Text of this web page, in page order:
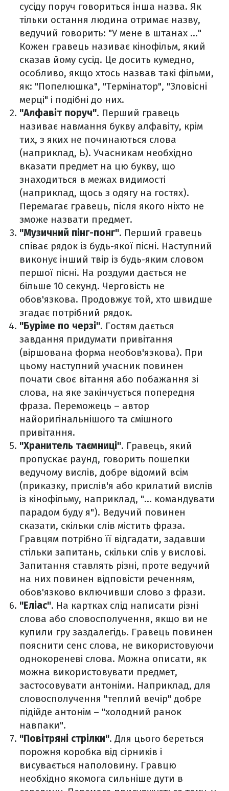
сусіду поруч говориться інша назва. Як
тільки остання людина отримає назву,
ведучий говорить: "У мене в штанах ..."
Кожен гравець називає кінофільм, який
сказав йому сусід. Це досить кумедно,
особливо, якщо хтось назвав такі фільми,
як: "Попелюшка", "Термінатор", "Зловісні
мерці" і подібні до них.
"Алфавіт поруч". Перший гравець
називає навмання букву алфавіту, крім
тих, з яких не починаються слова
(наприклад, Ь). Учасникам необхідно
вказати предмет на цю букву, що
знаходиться в межах видимості
(наприклад, щось з одягу на гостях).
Перемагає гравець, після якого ніхто не
зможе назвати предмет.
"Музичний пінг-понг". Перший гравець
співає рядок із будь-якої пісні. Наступний
виконує інший твір із будь-яким словом
першої пісні. На роздуми дається не
більше 10 секунд. Черговість не
обов'язкова. Продовжує той, хто швидше
згадає потрібний рядок.
"Буріме по черзі". Гостям дається
завдання придумати привітання
(віршована форма необов'язкова). При
цьому наступний учасник повинен
почати своє вітання або побажання зі
слова, на яке закінчується попередня
фраза. Переможець – автор
найоригінальнішого та смішного
привітання.
"Хранитель таємниці". Гравець, який
пропускає раунд, говорить пошепки
ведучому вислів, добре відомий всім
(приказку, прислів'я або крилатий вислів
із кінофільму, наприклад, "... командувати
парадом буду я"). Ведучий повинен
сказати, скільки слів містить фраза.
Гравцям потрібно її відгадати, задавши
стільки запитань, скільки слів у вислові.
Запитання ставлять різні, проте ведучий
на них повинен відповісти реченням,
обов'язково включивши слово з фрази.
"Еліас". На картках слід написати різні
слова або словосполучення, якщо ви не
купили гру заздалегідь. Гравець повинен
пояснити сенс слова, не використовуючи
однокореневі слова. Можна описати, як
можна використовувати предмет,
застосовувати антоніми. Наприклад, для
словосполучення "теплий вечір" добре
підійде антонім – "холодний ранок
навпаки".
"Повітряні стрілки". Для цього береться
порожня коробка від сірників і
висувається наполовину. Гравцю
необхідно якомога сильніше дути в